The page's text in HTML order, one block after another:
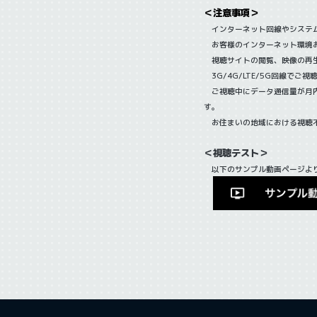
＜注意事項＞
インターネット回線やシステ
お客様のインターネット環境
視聴サイトの閲覧、映像の再
3G/4G/LTE/5G回線でご視聴
ご視聴中にデータ通信量が月
す。
お住まいの地域における視聴
＜視聴テスト＞
以下のサンプル動画ページよ